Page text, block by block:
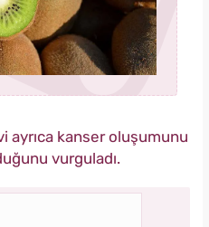
ayrıca kanser oluşumunu
vurguladı.